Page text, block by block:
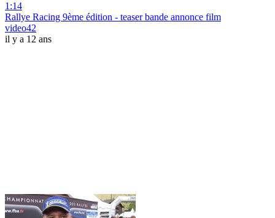
1:14
Rallye Racing 9ème édition - teaser bande annonce film
video42
il y a 12 ans